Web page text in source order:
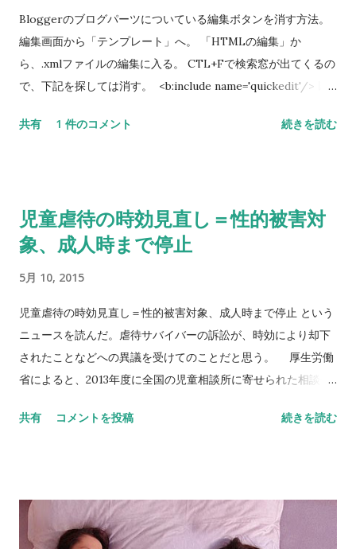
む。船はすぐに飲み込まれてしまったが、樽と漁師は飲み込ま
れずに、渦が消えるまでもちこたえることができた。 漁師はこ
のように言う。「恐ろしさに髪は真っ白になり、まるで老人の
ように変わってしまって、助けてくれた漁師たちはだれも私だ
この小説を読んだときに、恐怖によって髪が真っ白になった
障害（PTSD）が、加齢を速めているという研究が紹介されて
いた。 ６つの研究で明らかになったのは、PTSDの人々は白血
いう。テロメアとは、染色体の末端部にある細胞分裂に関わる
構造で、細胞分裂を繰り返すと短くなる。だから、細胞の寿命
に関係してるのだそう。 Telomere また、C反応性蛋白（C-
reactive protein）と腫瘍壊死因子 α （tumor necrosis factor
alpha）のような炎症誘発マーカーの増大とPTSDが関連してい
出てきたので調べてみる。C反応性蛋白というのは、体内で炎
Bloggerのブログパーツについている編集ボタンを消す方法。
編集画面から「テンプレート」へ。 「HTMLの編集」か
ら、.xmlファイルの編集に入る。 CTL+Fで検索窓が出てくるの
で、下記を探しては消す。 <b:include name='quickedit'/> 以
共有 1 件のコメント 続きを読む
児童虐待の時効見直し＝性的被害対
象、成人時まで停止
5月 10, 2015
児童虐待の時効見直し＝性的被害対象、成人時まで停止 という
ニュースを読んだ。虐待サバイバーの訴訟が、時効により却下
されたことなどへの異議を受けてのことだと思う。 厚生労働
省によると、2013年度に全国の児童相談所に寄せられた相談件
態に詳しい寺町東子弁護士によると、幼い被害者が虐待の意味
レス障害（PTSD）などを発症しても、既に民事で損害賠償請
求権が消滅する除斥期間（20年）、刑事で公訴時効（強制わい
共有 コメントを投稿 続きを読む